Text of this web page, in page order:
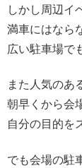
しかし周辺イ
満車にはなら
広い駐車場で
また人気のあ
朝早くから会
自分の目的を
でも会場の駐